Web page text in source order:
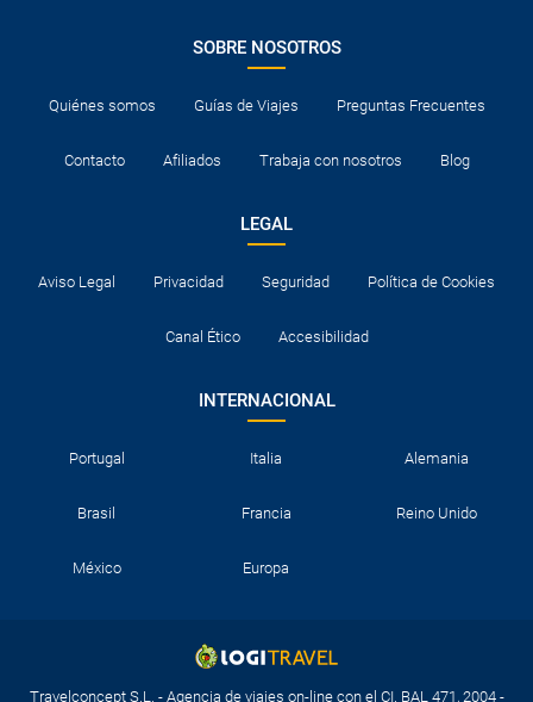
SOBRE NOSOTROS
Quiénes somos Guías de Viajes Preguntas Frecuentes
Contacto Afiliados Trabaja con nosotros Blog
LEGAL
Aviso Legal Privacidad Seguridad Política de Cookies
Canal Ético Accesibilidad
INTERNACIONAL
Portugal Italia Alemania
Brasil Francia Reino Unido
México Europa
Travelconcept S.L. - Agencia de viajes on-line con el CI. BAL 471, 2004 -